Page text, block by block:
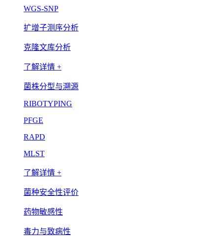
WGS-SNP
扩增子测序分析
克隆文库分析
了解详情 +
菌株分型与溯源
RIBOTYPING
PFGE
RAPD
MLST
了解详情 +
菌种安全性评价
药物敏感性
毒力与致病性